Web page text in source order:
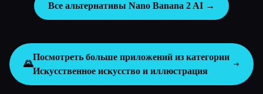
Все альтернативы Nano Banana 2 AI →
🌄
Посмотреть больше приложений из категории
Искусственное искусство и иллюстрация